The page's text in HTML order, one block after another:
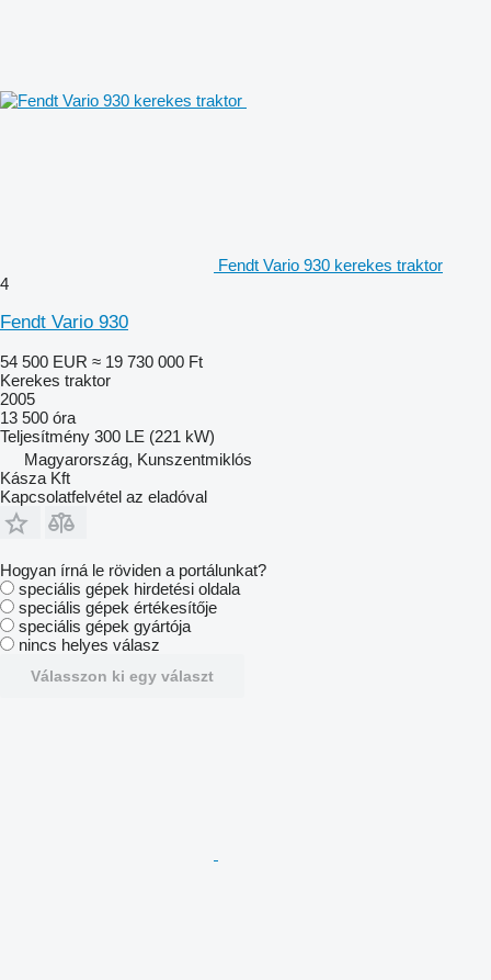
Fendt Vario 930 kerekes traktor
4
Fendt Vario 930
54 500 EUR ≈ 19 730 000 Ft
Kerekes traktor
2005
13 500 óra
Teljesítmény 300 LE (221 kW)
Magyarország, Kunszentmiklós
Kásza Kft
Kapcsolatfelvétel az eladóval
Hogyan írná le röviden a portálunkat?
speciális gépek hirdetési oldala
speciális gépek értékesítője
speciális gépek gyártója
nincs helyes válasz
Válasszon ki egy választ